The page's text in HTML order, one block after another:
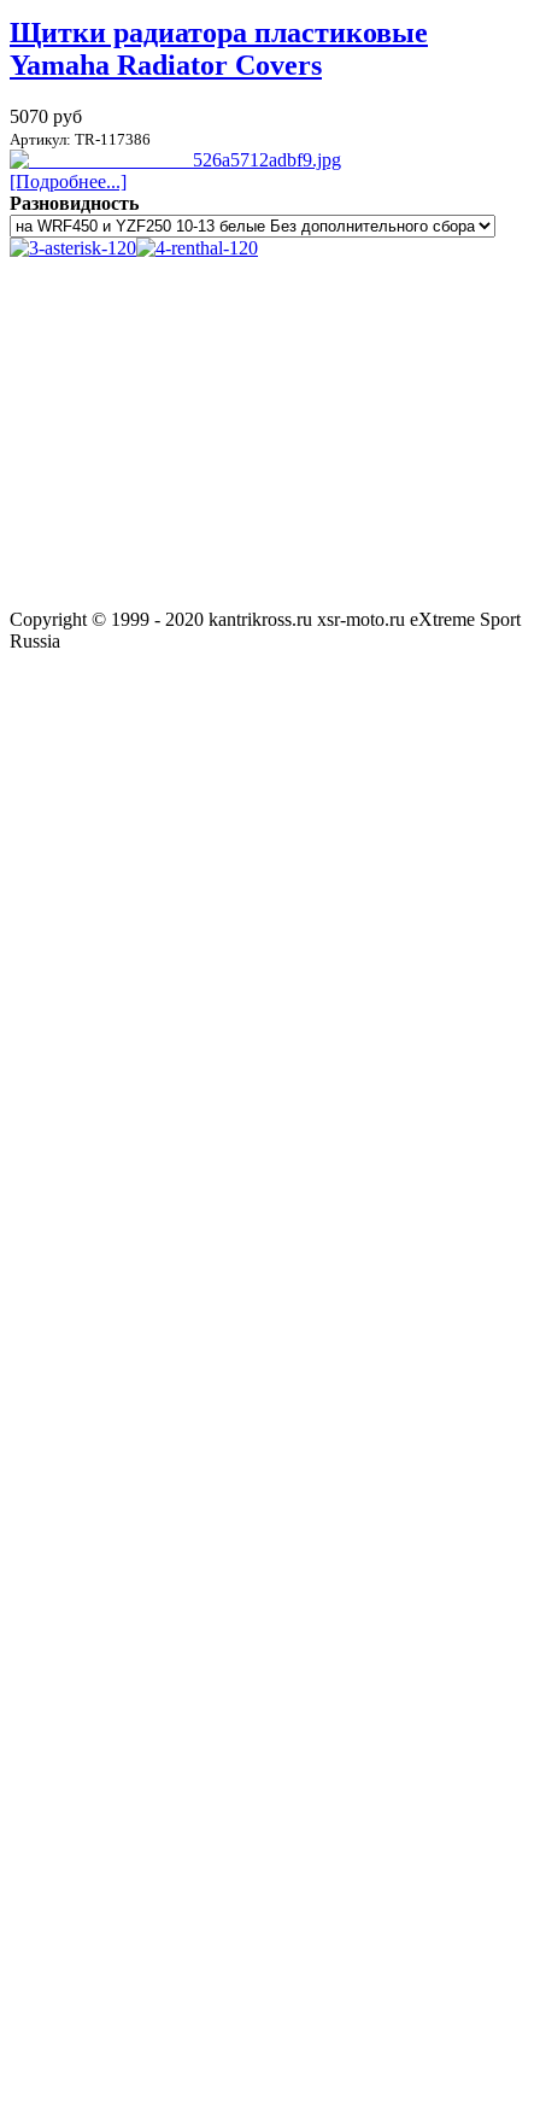
Щитки радиатора пластиковые
Yamaha Radiator Covers
5070 руб
Артикул: TR-117386
[Подробнее...]
Разновидность
Copyright © 1999 - 2020 kantrikross.ru xsr-moto.ru eXtreme Sport
Russia